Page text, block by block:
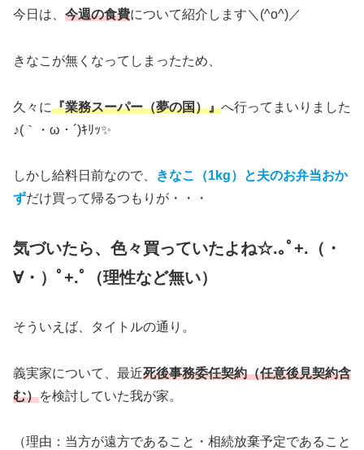
今日は、 今週の食費について紹介します＼(^o^)／
きなこが無くなってしまったため、
久々に『業務スーパー（夢の国）』へ行ってまいりました
♪(｀・ω・´)ｷﾘｯ✨
しかし給料日前なので、
きなこ（1kg）と夫のお弁当おか
ずだけ買って帰るつもりが・・・
気づいたら、色々買っていたよね☆.｡ﾟ+.（・
∀・）ﾟ+.ﾟ（理性など無い）
そういえば、タイトルの通り。
義実家について、最近死後事務委任契約（任意後見契約含
む）を検討していた我が家。
（理由：当方が遠方であること・相続放棄予定であること